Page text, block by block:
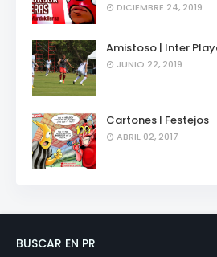
DICIEMBRE 24, 2019
Amistoso | Inter
JUNIO 22, 2019
Cartones | Festejos
ABRIL 02, 2017
BUSCAR EN PR